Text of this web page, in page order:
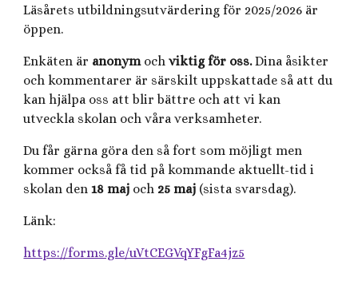
Läsårets utbildningsutvärdering för 2025/2026 är
öppen.
Enkäten är anonym ochviktig för oss. Dina åsikter
och kommentarer är särskilt uppskattade så att du
kan hjälpa oss att blir bättre och att vi kan
utveckla skolan och våra verksamheter.
Du får gärna göra den så fort som möjligt men
kommer också få tid på kommande aktuellt-tid i
skolan den18 maj och 25 maj (sista svarsdag).
Länk:
https://forms.gle/uVtCEGVqYFgFa4jz5